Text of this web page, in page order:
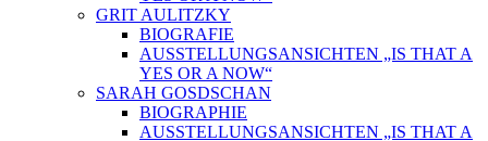
GRIT AULITZKY
BIOGRAFIE
AUSSTELLUNGSANSICHTEN „IS THAT A
YES OR A NOW“
SARAH GOSDSCHAN
BIOGRAPHIE
AUSSTELLUNGSANSICHTEN „IS THAT A